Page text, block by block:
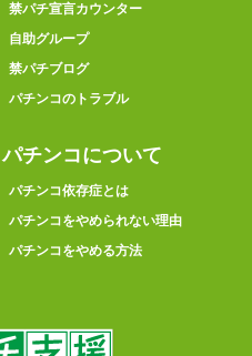
禁パチ宣言カウンター
自助グループ
禁パチブログ
パチンコのトラブル
パチンコについて
パチンコ依存症とは
パチンコをやめられない理由
パチンコをやめる方法